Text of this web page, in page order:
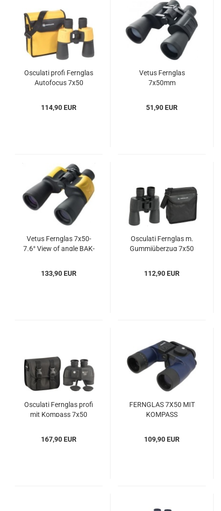
Os­cu­la­ti profi Fern­glas
Au­to­fo­cus 7x50
114,90 EUR
Vetus Fern­glas
7x50mm
51,90 EUR
Vetus Fern­glas 7x50-
7.6° View of angle BAK-
133,90 EUR
Os­cu­la­ti Fern­glas m.
Gum­mi­über­zug 7x50
112,90 EUR
Os­cu­la­ti Fern­glas profi
mit Kom­pass 7x50
167,90 EUR
FERN­GLAS 7X50 MIT
KOM­PASS
109,90 EUR